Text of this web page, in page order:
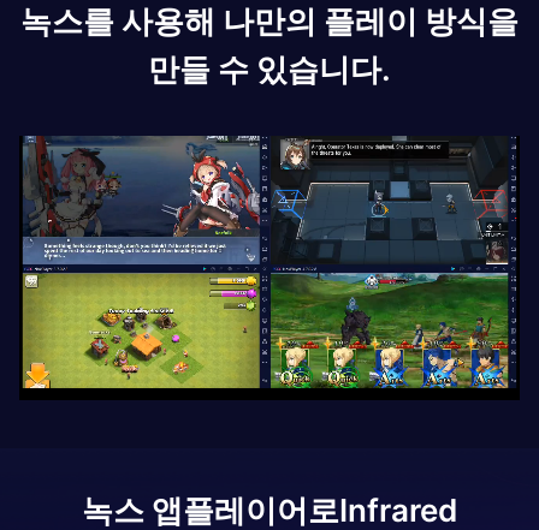
녹스를 사용해 나만의 플레이 방식을
만들 수 있습니다.
녹스 앱플레이어로Infrared